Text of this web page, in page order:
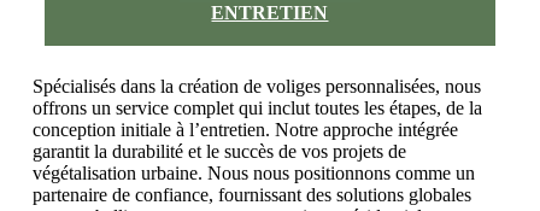
ENTRETIEN
Spécialisés dans la création de voliges personnalisées, nous
offrons un service complet qui inclut toutes les étapes, de la
conception initiale à l’entretien. Notre approche intégrée
garantit la durabilité et le succès de vos projets de
végétalisation urbaine. Nous nous positionnons comme un
partenaire de confiance, fournissant des solutions globales